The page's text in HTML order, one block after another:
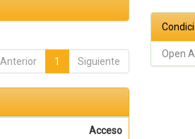
Anterior 1 Siguiente
Acceso
Open